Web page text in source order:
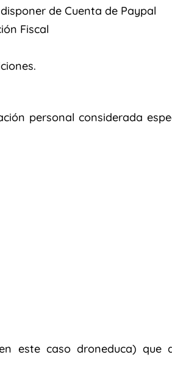
de Cuenta de Paypal
Fiscal
personal considerada
este caso droneduca) que